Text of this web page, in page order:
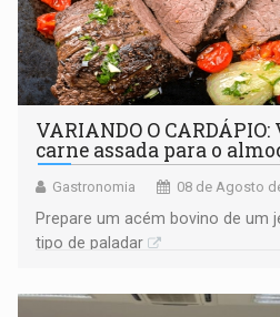
VARIANDO O
carne assada para o
Gastronomia 08 de Agosto
Prepare um acém bovino de um
tipo de paladar